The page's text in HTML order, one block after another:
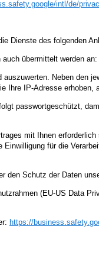
/intl/de/
Dienste des folgenden
übermittelt werden
Neben den
IP-Adresse
passwortgeschützt,
mit Ihnen
für die
den Schutz der Daten
(EU-US Data
https://